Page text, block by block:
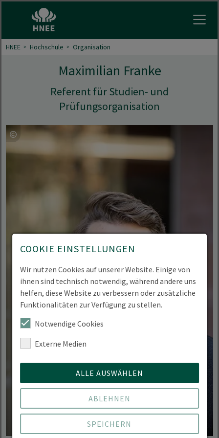
HNEE Hochschule Organisation
Maximilian Franke
Referent für Studien- und
Prüfungsorganisation
COOKIE EINSTELLUNGEN
Wir nutzen Cookies auf unserer Website. Einige von
ihnen sind technisch notwendig, während andere uns
helfen, diese Website zu verbessern oder zusätzliche
Funktionalitäten zur Verfügung zu stellen.
Notwendige Cookies
Externe Medien
ALLE AUSWÄHLEN
ABLEHNEN
SPEICHERN